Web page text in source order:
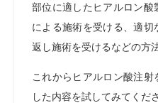
部位に適したヒアルロン酸
による施術を受ける、適切
返し施術を受けるなどの方
これからヒアルロン酸注
した内容を試してみてくだ